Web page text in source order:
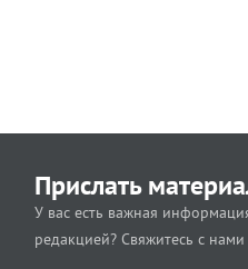
Прислать
У вас есть важная
редакцией? Свяжитесь с нами